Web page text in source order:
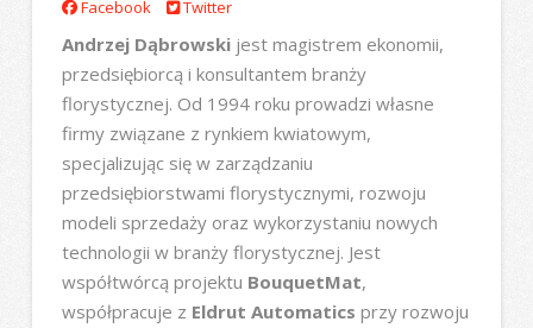
Facebook Twitter
Andrzej Dąbrowskijest magistrem ekonomii,
przedsiębiorcą i konsultantem branży
florystycznej. Od 1994 roku prowadzi własne
firmy związane z rynkiem kwiatowym,
specjalizując się w zarządzaniu
przedsiębiorstwami florystycznymi, rozwoju
modeli sprzedaży oraz wykorzystaniu nowych
technologii w branży florystycznej. Jest
współtwórcą projektu BouquetMat,
współpracuje z Eldrut Automatics przy rozwoju